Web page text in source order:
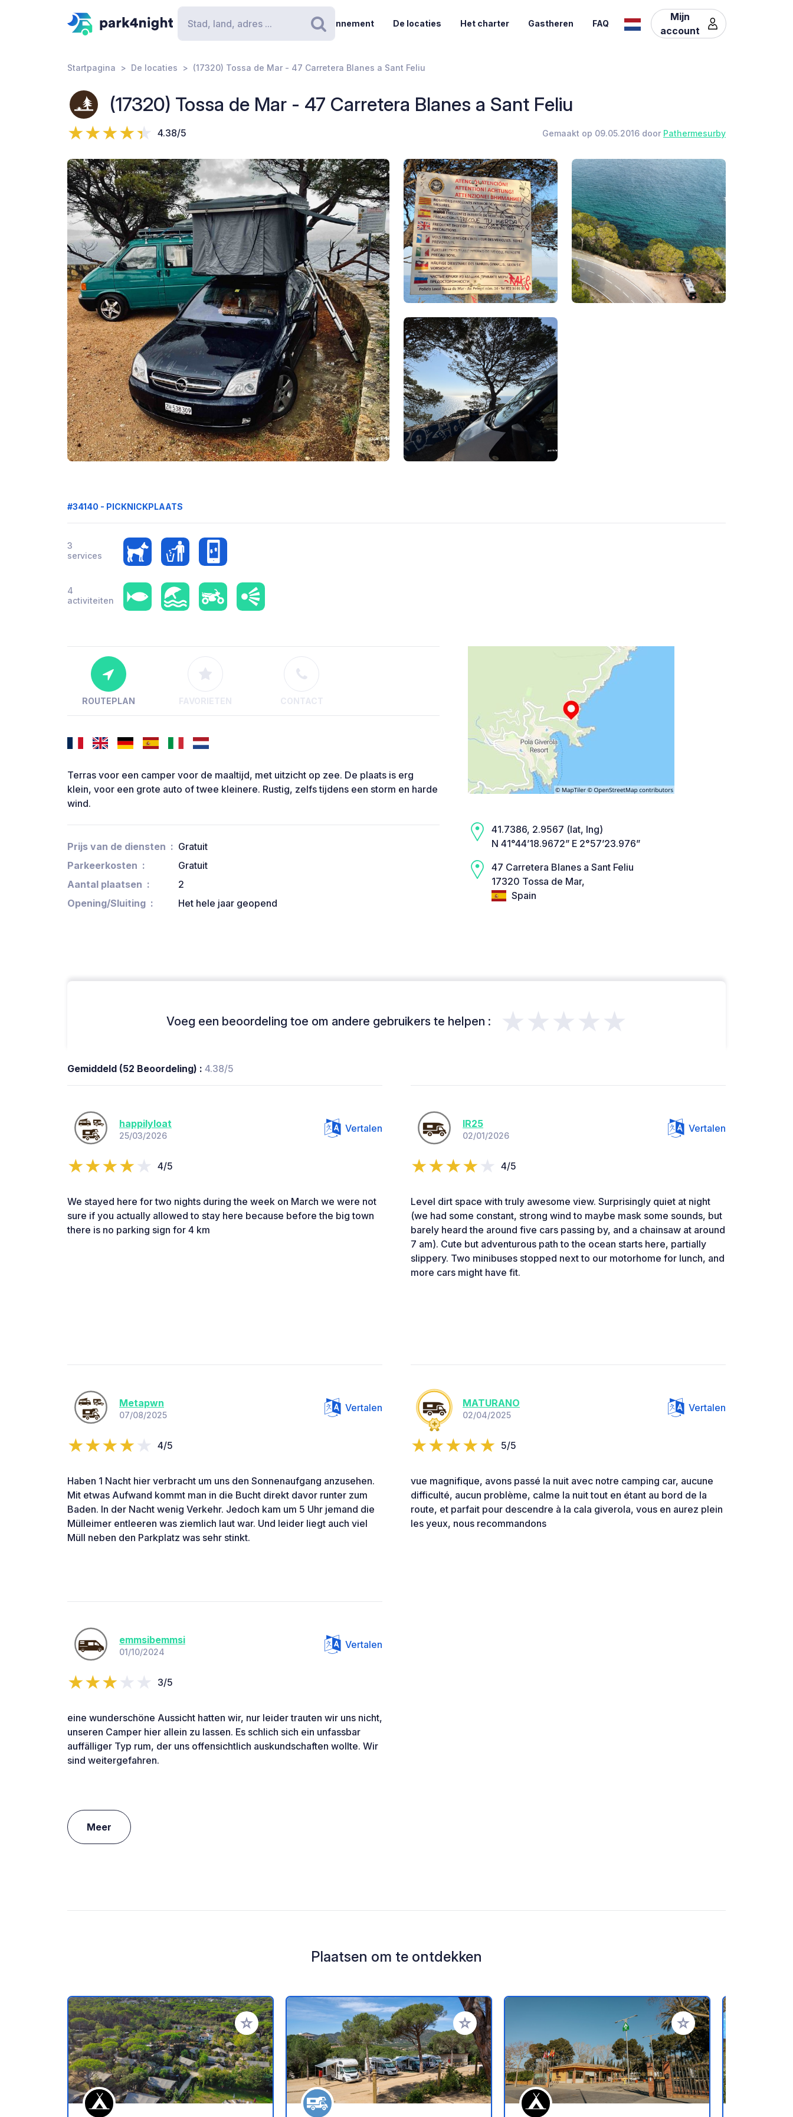
Zoeken
Abonnement De locaties Het charter Gastheren FAQ
Mijn
account
Startpagina De locaties (17320) Tossa de Mar - 47 Carretera Blanes a Sant Feliu
(17320) Tossa de Mar - 47 Carretera Blanes a Sant Feliu
4.38/5 Gemaakt op 09.05.2016 door Pathermesurby
#34140 - PICKNICKPLAATS
3
services
4
activiteiten
ROUTEPLAN FAVORIETEN CONTACT
Terras voor een camper voor de maaltijd, met uitzicht op zee. De plaats is erg
klein, voor een grote auto of twee kleinere. Rustig, zelfs tijdens een storm en harde
wind.
Prijs van de diensten
Gratuit
Parkeerkosten
Gratuit
Aantal plaatsen
2
Opening/Sluiting
Het hele jaar geopend
41.7386, 2.9567 (lat, lng)
N 41°44’18.9672” E 2°57’23.976”
47 Carretera Blanes a Sant Feliu
17320 Tossa de Mar,
Spain
Voeg een beoordeling toe om andere gebruikers te helpen : ★★★★★
Gemiddeld (52 Beoordeling) : 4.38/5
happilyloat
25/03/2026
Vertalen
4/5
We stayed here for two nights during the week on March we were not
sure if you actually allowed to stay here because before the big town
there is no parking sign for 4 km
IR25
02/01/2026
Vertalen
4/5
Level dirt space with truly awesome view. Surprisingly quiet at night
(we had some constant, strong wind to maybe mask some sounds, but
barely heard the around five cars passing by, and a chainsaw at around
7 am). Cute but adventurous path to the ocean starts here, partially
slippery. Two minibuses stopped next to our motorhome for lunch, and
more cars might have fit.
Metapwn
07/08/2025
Vertalen
4/5
Haben 1 Nacht hier verbracht um uns den Sonnenaufgang anzusehen.
Mit etwas Aufwand kommt man in die Bucht direkt davor runter zum
Baden. In der Nacht wenig Verkehr. Jedoch kam um 5 Uhr jemand die
Mülleimer entleeren was ziemlich laut war. Und leider liegt auch viel
Müll neben den Parkplatz was sehr stinkt.
MATURANO
02/04/2025
Vertalen
5/5
vue magnifique, avons passé la nuit avec notre camping car, aucune
difficulté, aucun problème, calme la nuit tout en étant au bord de la
route, et parfait pour descendre à la cala giverola, vous en aurez plein
les yeux, nous recommandons
emmsibemmsi
01/10/2024
Vertalen
3/5
eine wunderschöne Aussicht hatten wir, nur leider trauten wir uns nicht,
unseren Camper hier allein zu lassen. Es schlich sich ein unfassbar
auffälliger Typ rum, der uns offensichtlich auskundschaften wollte. Wir
sind weitergefahren.
Meer
Plaatsen om te ontdekken
Voeg toe aan je favorieten Voeg toe aan je favorieten Voeg toe aan je favorieten